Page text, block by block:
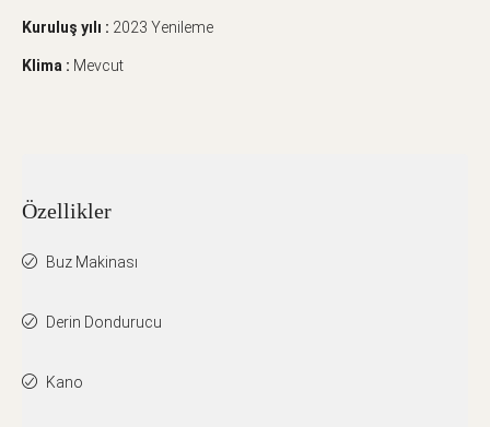
Kuruluş yılı : 2023 Yenileme
Klima : Mevcut
Özellikler
Buz Makinası
Derin Dondurucu
Kano